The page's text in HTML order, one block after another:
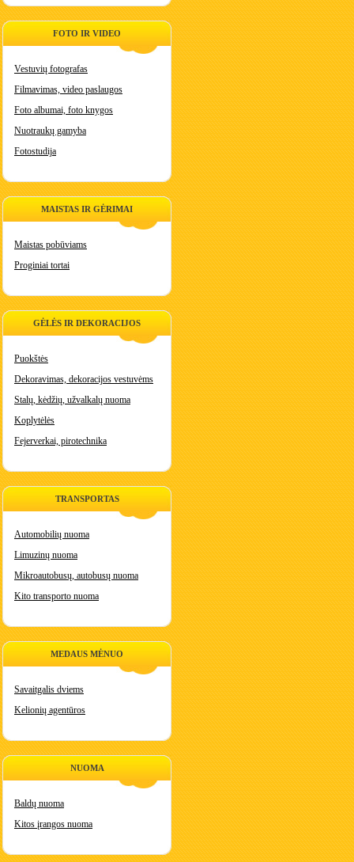
FOTO IR VIDEO
Vestuvių fotografas
Filmavimas, video paslaugos
Foto albumai, foto knygos
Nuotraukų gamyba
Fotostudija
MAISTAS IR GĖRIMAI
Maistas pobūviams
Proginiai tortai
GĖLĖS IR DEKORACIJOS
Puokštės
Dekoravimas, dekoracijos vestuvėms
Stalų, kėdžių, užvalkalų nuoma
Koplytėlės
Fejerverkai, pirotechnika
TRANSPORTAS
Automobilių nuoma
Limuzinų nuoma
Mikroautobusų, autobusų nuoma
Kito transporto nuoma
MEDAUS MĖNUO
Savaitgalis dviems
Kelionių agentūros
NUOMA
Baldų nuoma
Kitos įrangos nuoma